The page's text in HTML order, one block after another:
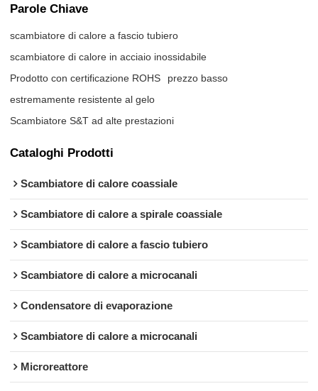
Parole Chiave
scambiatore di calore a fascio tubiero
scambiatore di calore in acciaio inossidabile
Prodotto con certificazione ROHS
prezzo basso
estremamente resistente al gelo
Scambiatore S&T ad alte prestazioni
Cataloghi Prodotti
Scambiatore di calore coassiale
Scambiatore di calore a spirale coassiale
Scambiatore di calore a fascio tubiero
Scambiatore di calore a microcanali
Condensatore di evaporazione
Scambiatore di calore a microcanali
Microreattore